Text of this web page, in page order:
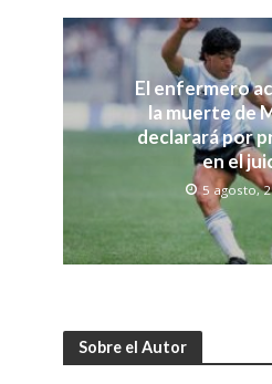
El enfermero
la muerte de
declarará por
en el
5 agosto,
Sobre el Autor